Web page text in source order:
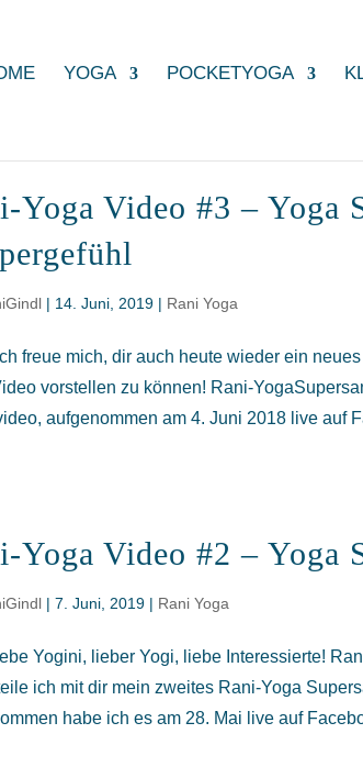
YOGA POCKETYOGA
Yoga Video #3 – Yoga
| 14. Juni, 2019 | Rani Yoga
freue mich, dir auch heute wieder ein
vorstellen zu können! Rani-
aufgenommen am 4. Juni 2018 live auf
Yoga Video #2 – Yoga
|7. Juni, 2019 | Rani Yoga
Yogini, lieber Yogi, liebe Interessierte!
ich mit dir mein zweites Rani-Yoga
habe ich es am 28. Mai live auf